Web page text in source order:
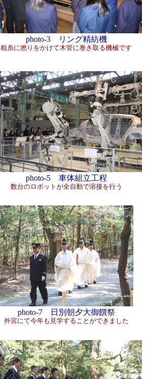
photo-3 リング精紡機
粗糸に撚りをかけて木管に巻き取る機械です
photo-5 車体組立工程
数台のロボットが全自動で溶接を行う
photo-7 日別朝夕大御饌祭
外宮にて今年も見学することができました